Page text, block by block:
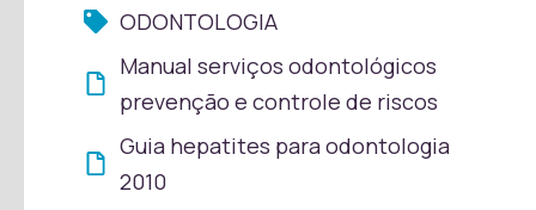
ODONTOLOGIA
Manual serviços odontológicos
prevenção e controle de riscos
Guia hepatites para odontologia
2010